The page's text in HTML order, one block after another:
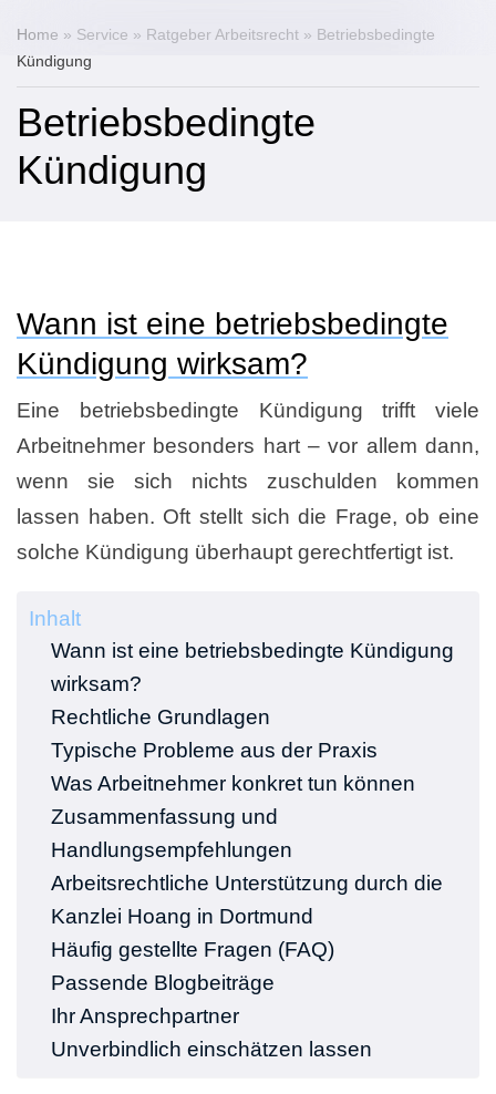
Home » Service » Ratgeber Arbeitsrecht » Betriebsbedingte
Kündigung
Betriebsbedingte
Kündigung
Wann ist eine betriebsbedingte
Kündigung wirksam?
Eine betriebsbedingte Kündigung trifft viele
Arbeitnehmer besonders hart – vor allem dann,
wenn sie sich nichts zuschulden kommen
lassen haben. Oft stellt sich die Frage, ob eine
solche Kündigung überhaupt gerechtfertigt ist.
Inhalt
Wann ist eine betriebsbedingte Kündigung
wirksam?
Rechtliche Grundlagen
Typische Probleme aus der Praxis
Was Arbeitnehmer konkret tun können
Zusammenfassung und
Handlungsempfehlungen
Arbeitsrechtliche Unterstützung durch die
Kanzlei Hoang in Dortmund
Häufig gestellte Fragen (FAQ)
Passende Blogbeiträge
Ihr Ansprechpartner
Unverbindlich einschätzen lassen